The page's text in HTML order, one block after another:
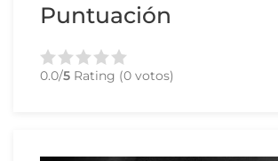
Puntuación
0.0/5 Rating (0 votos)